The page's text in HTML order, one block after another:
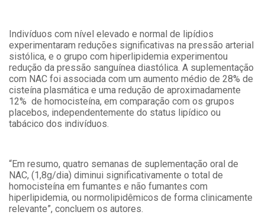
Indivíduos com nível elevado e normal de lipídios
experimentaram reduções significativas na pressão arterial
sistólica, e o grupo com hiperlipidemia experimentou
redução da pressão sanguínea diastólica. A suplementação
com NAC foi associada com um aumento médio de 28% de
cisteína plasmática e uma redução de aproximadamente
12% de homocisteína, em comparação com os grupos
placebos, independentemente do status lipídico ou
tabácico dos indivíduos.
“Em resumo, quatro semanas de suplementação oral de
NAC, (1,8g/dia) diminui significativamente o total de
homocisteína em fumantes e não fumantes com
hiperlipidemia, ou normolipidêmicos de forma clinicamente
relevante”, concluem os autores.